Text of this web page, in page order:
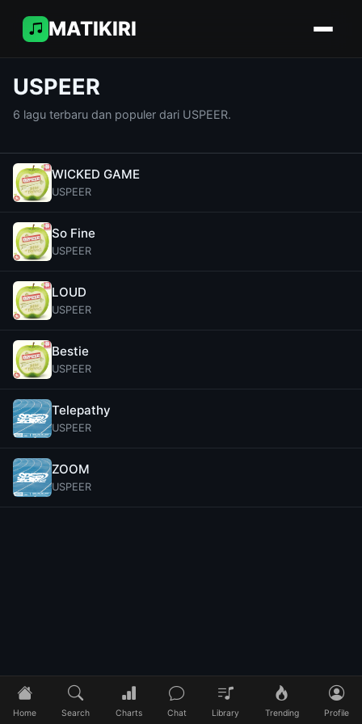
MATIKIRI
USPEER
6 lagu terbaru dan populer dari USPEER.
WICKED GAME
USPEER
So Fine
USPEER
LOUD
USPEER
Bestie
USPEER
Telepathy
USPEER
ZOOM
USPEER
Home Search Charts Chat Library Trending Profile